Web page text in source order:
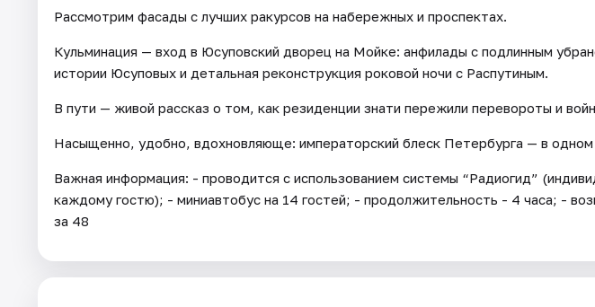
Рассмотрим фасады с лучших ракурсов на набережных и проспектах.
Кульминация — вход в Юсуповский дворец на Мойке: анфилады с подлинным
истории Юсуповых и детальная реконструкция роковой ночи с Распутиным.
В пути — живой рассказ о том, как резиденции знати пережили перевороты и
Насыщенно, удобно, вдохновляюще: императорский блеск Петербурга — в
Важная информация: - проводится с использованием системы “Радиогид”
каждому гостю); - миниавтобус на 14 гостей; - продолжительность - 4 часа; -
за 48